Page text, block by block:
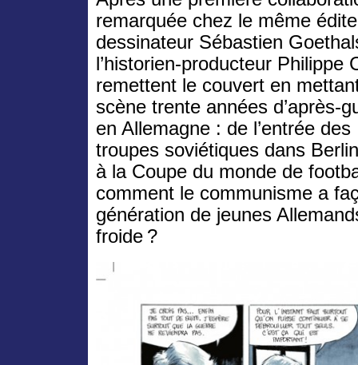
remarquée chez le même
dessinateur Sébastien
l’historien-producteur Philippe
remettent le couvert en
scène trente années d’après-
en Allemagne : de l’entrée des
troupes soviétiques dans
à la Coupe du monde de
comment le communisme a
génération de jeunes
froide ?